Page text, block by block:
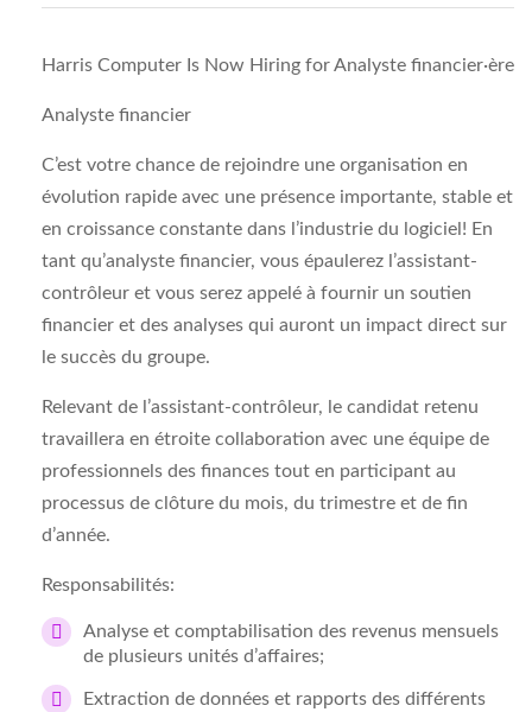
Harris Computer Is Now Hiring for Analyste financier·ère
Analyste financier
C’est votre chance de rejoindre une organisation en
évolution rapide avec une présence importante, stable et
en croissance constante dans l’industrie du logiciel! En
tant qu’analyste financier, vous épaulerez l’assistant-
contrôleur et vous serez appelé à fournir un soutien
financier et des analyses qui auront un impact direct sur
le succès du groupe.
Relevant de l’assistant-contrôleur, le candidat retenu
travaillera en étroite collaboration avec une équipe de
professionnels des finances tout en participant au
processus de clôture du mois, du trimestre et de fin
d’année.
Responsabilités:
Analyse et comptabilisation des revenus mensuels
de plusieurs unités d’affaires;
Extraction de données et rapports des différents